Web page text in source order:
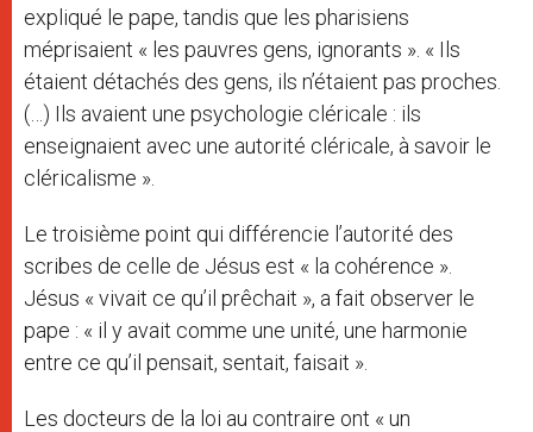
expliqué le pape, tandis que les pharisiens
méprisaient « les pauvres gens, ignorants ». « Ils
étaient détachés des gens, ils n’étaient pas proches.
(…) Ils avaient une psychologie cléricale : ils
enseignaient avec une autorité cléricale, à savoir le
cléricalisme ».
Le troisième point qui différencie l’autorité des
scribes de celle de Jésus est « la cohérence ».
Jésus « vivait ce qu’il prêchait », a fait observer le
pape : « il y avait comme une unité, une harmonie
entre ce qu’il pensait, sentait, faisait ».
Les docteurs de la loi au contraire ont « un